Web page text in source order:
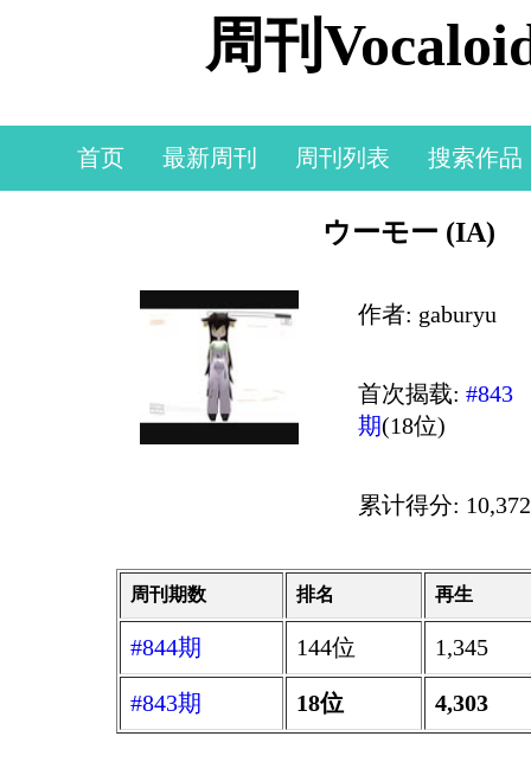
周刊
首页 最新周刊 周刊列表 搜索作品
ウーモー (IA)
作者: gaburyu
首次揭载: #843
期(18位)
累计得分:
周刊期数 排名 再生
#844期 144位 1,345
#843期 18位 4,303